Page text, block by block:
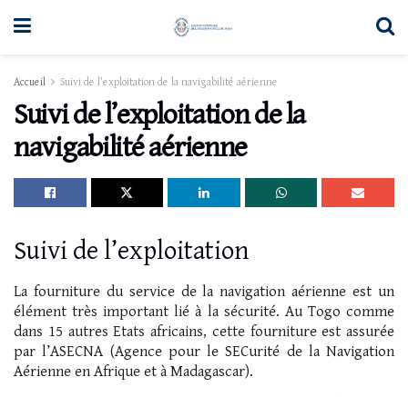
Accueil Suivi de l’exploitation de la navigabilité aérienne
Suivi de l’exploitation de la
navigabilité aérienne
Suivi de l’exploitation
La fourniture du service de la navigation aérienne est un
élément très important lié à la sécurité. Au Togo comme
dans 15 autres Etats africains, cette fourniture est assurée
par l’ASECNA (Agence pour le SECurité de la Navigation
Aérienne en Afrique et à Madagascar).